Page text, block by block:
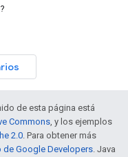
de esta página está
Commons, y los ejemplos
2.0. Para obtener más
Google Developers. Java